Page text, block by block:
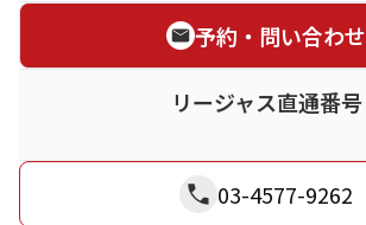
予約・問い合わせ
リージャス直通番号
03-4577-9262